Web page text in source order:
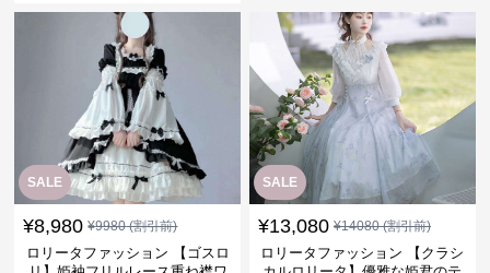
SALE
¥8,980 ¥9980(割引前)
ロリータファッション 【ゴスロ
SALE
¥13,080 ¥14080(割引前)
ロリータファッション 【クラシ